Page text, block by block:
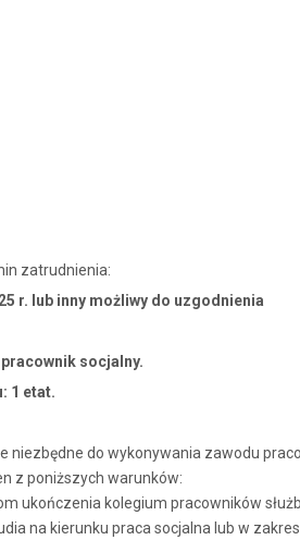
zatrudnienia:
r. lub inny możliwy do uzgodnienia
socjalny.
1 etat.
niezbędne do wykonywania zawodu
z poniższych warunków:
ukończenia kolegium pracowników
na kierunku praca socjalna lub w